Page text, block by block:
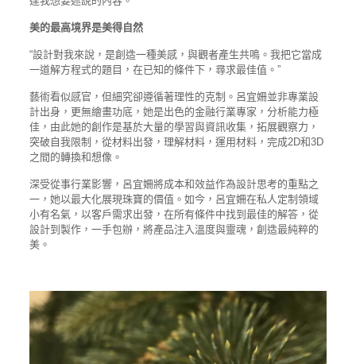
美的最高境界是美得自然
“設計對我來說，是創造一種美感，與觀者產生共鳴。我把它當成
一道解方程式的題目，在已知的條件下，尋求最佳值。”
藝術看似感官，但細究卻遵循著理性的克制。呂宜姍並非專業設
計出身，更無繪畫功底，她是出色的金融行業專家，分析能力極
佳，由此她的創作是基於大量的學習與資訊收集，拓展觀察力，
突破自我限制，從材料出發，理解材料，運用材料，完成2D和3D
之間的轉換和想像。
深受從事行業影響，呂宜姍將成本和效益作為設計思考的重點之
一，她以最大化展現珠寶的價值。如今，呂宜姍在私人定制領域
小有名氣，以客戶需求出發，在所有條件中找到最佳的解答，從
設計到製作，一手包辦，將產品注入溫度與靈魂，創造最純粹的
美。